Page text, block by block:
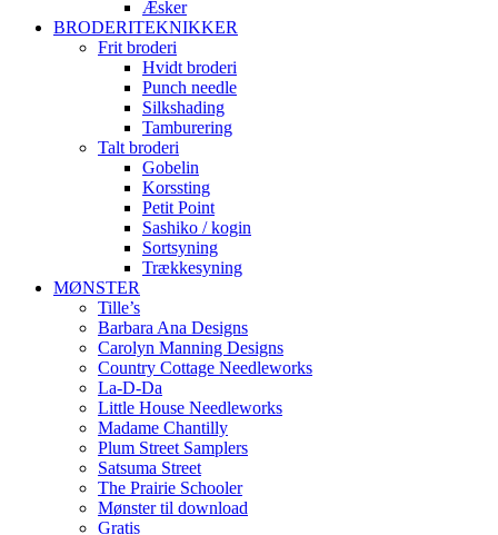
Æsker
BRODERITEKNIKKER
Frit broderi
Hvidt broderi
Punch needle
Silkshading
Tamburering
Talt broderi
Gobelin
Korssting
Petit Point
Sashiko / kogin
Sortsyning
Trækkesyning
MØNSTER
Tille’s
Barbara Ana Designs
Carolyn Manning Designs
Country Cottage Needleworks
La-D-Da
Little House Needleworks
Madame Chantilly
Plum Street Samplers
Satsuma Street
The Prairie Schooler
Mønster til download
Gratis